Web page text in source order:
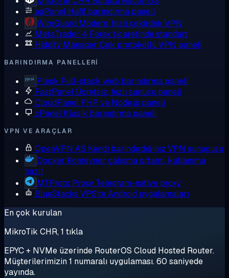
aaPanel Hafif barındırma paneli
WireGuard Modern, hızlı çekirdek VPN
MetaTrader 4 Forex ticaretinde standart
Hiddify Manager Çok protokollü VPN paneli
BARINDIRMA PANELLERI
Plesk Full-stack web barındırma paneli
FastPanel Ücretsiz, hızlı sunucu paneli
CloudPanel PHP ve Node.js paneli
cPanel Klasik barındırma paneli
VPN VE ARAÇLAR
OpenVPN AS Kendi barındırdığınız VPN sunucusu
Docker Konteyner çalışma ortamı, kullanıma
hazır
MTProto Proxy Telegram-native proxy
BlueStacks VPS'te Android uygulamaları
En çok kurulan
MikroTik CHR, 1 tıkla
EPYC + NVMe üzerinde RouterOS Cloud Hosted Router.
Müşterilerimizin 1 numaralı uygulaması. 60 saniyede
yayında.